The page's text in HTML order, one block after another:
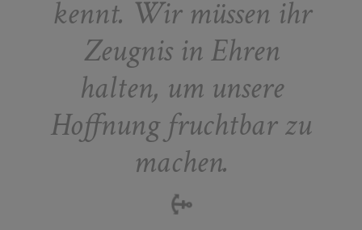
kennt. Wir müssen ihr
Zeugnis in Ehren
halten, um unsere
Hoffnung fruchtbar zu
machen.